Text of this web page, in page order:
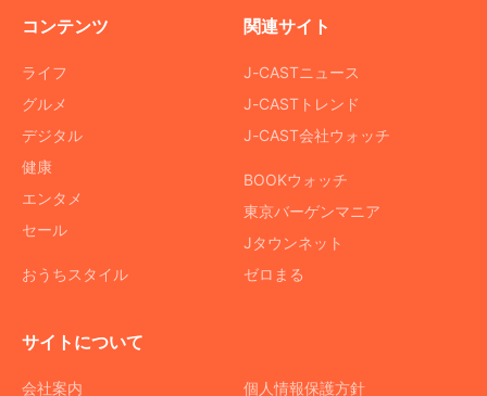
コンテンツ
ライフ
グルメ
デジタル
健康
エンタメ
セール
おうちスタイル
関連サイト
J-CASTニュース
J-CASTトレンド
J-CAST会社ウォッチ
BOOKウォッチ
東京バーゲンマニア
Jタウンネット
ゼロまる
サイトについて
会社案内 個人情報保護方針